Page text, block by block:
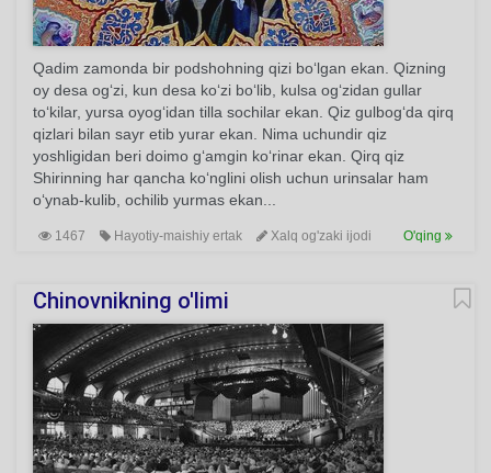
Qadim zamonda bir podshohning qizi bo‘lgan ekan. Qizning
oy desa og‘zi, kun desa ko‘zi bo‘lib, kulsa og‘zidan gullar
to‘kilar, yursa oyog‘idan tilla sochilar ekan. Qiz gulbog‘da qirq
qizlari bilan sayr etib yurar ekan. Nima uchundir qiz
yoshligidan beri doimo g‘amgin ko‘rinar ekan. Qirq qiz
Shirinning har qancha ko‘nglini olish uchun urinsalar ham
o‘ynab-kulib, ochilib yurmas ekan...
1467 Hayotiy-maishiy ertak Xalq og'zaki ijodi O'qing
Chinovnikning o'limi